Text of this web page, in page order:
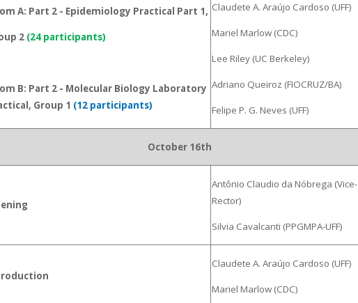
A: Part 2 - Epidemiology Practical Part 1,
2 (24 participants)
B: Part 2 - Molecular Biology Laboratory
Group 1 (12 participants)
Claudete A. Araújo Cardoso (UFF)
Mariel Marlow (CDC)
Lee Riley (UC Berkeley)
Adriano Queiroz (FIOCRUZ/BA)
Felipe P. G. Neves (UFF)
October 16th
Antônio Claudio da Nóbrega (Vice-
Rector)
Silvia Cavalcanti (PPGMPA-UFF)
Claudete A. Araújo Cardoso (UFF)
Mariel Marlow (CDC)